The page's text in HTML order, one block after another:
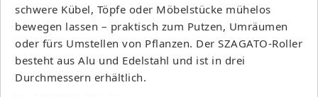
schwere Kübel, Töpfe oder Möbelstücke mühelos
bewegen lassen – praktisch zum Putzen, Umräumen
oder fürs Umstellen von Pflanzen. Der SZAGATO-Roller
besteht aus Alu und Edelstahl und ist in drei
Durchmessern erhältlich.